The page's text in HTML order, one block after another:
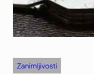
Zanimljivosti